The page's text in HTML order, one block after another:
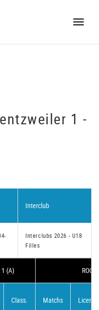
Toggle
1 -
Interclub
Interclubs 2026 - U18
Filles
1 (A)
Class. Matchs Licence